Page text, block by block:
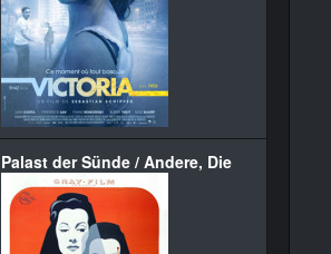
Palast der Sünde / Andere, Die